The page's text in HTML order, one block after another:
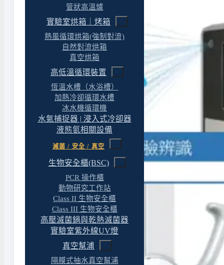
管狀高溫爐
實驗室烘箱｜烤箱
熱風循環烘箱(強制對流)
自然對流烘箱
真空烘箱
高低溫循環裝置
恆溫水槽（水浴槽）
加熱冷卻循環水槽
冰水機循環機
水氣捕捉器 | 浸入式冷卻器
液態氮相關設備
滅菌 / 安全 / 真空
生物安全櫃(BSC)
PCR 操作櫃
動物研究工作站
Class II 生物安全櫃
Class III 生物安全櫃
高壓滅菌鍋與乾熱滅菌器
實驗室紫外線UV燈
真空幫浦
隔膜式抽水真空幫浦